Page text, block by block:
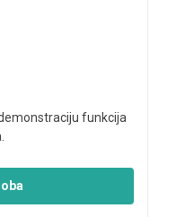
funkcija